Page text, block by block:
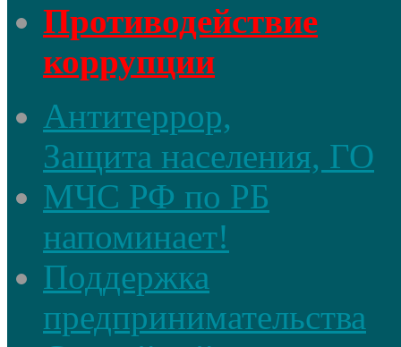
Противодействие
коррупции
Антитеррор,
Защита населения, ГО
МЧС РФ по РБ
напоминает!
Поддержка
предпринимательства